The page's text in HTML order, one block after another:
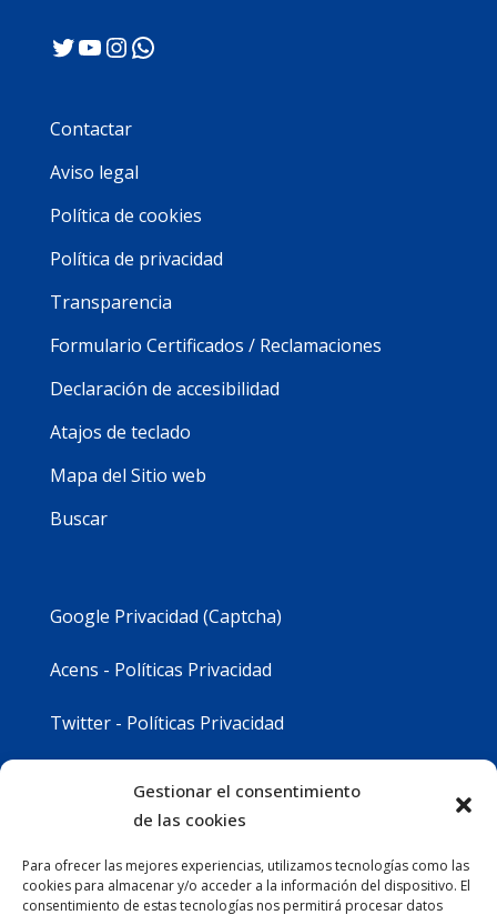
Gestionar el consentimiento
de las cookies
Para ofrecer las mejores experiencias, utilizamos tecnologías como las
cookies para almacenar y/o acceder a la información del dispositivo. El
consentimiento de estas tecnologías nos permitirá procesar datos
Twitter
YouTube
Instagram
WhatsApp
Contactar
Aviso legal
Política de cookies
Política de privacidad
Transparencia
Formulario Certificados / Reclamaciones
Declaración de accesibilidad
Atajos de teclado
Mapa del Sitio web
Buscar
Google Privacidad (Captcha)
Acens - Políticas Privacidad
Twitter - Políticas Privacidad
Instagram - Políticas Privacidad